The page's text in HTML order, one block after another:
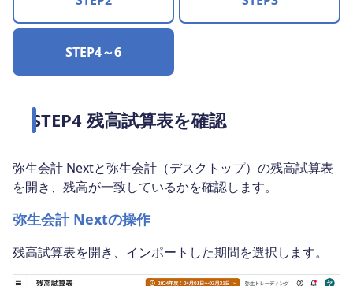
STEP4～6
STEP4 残高試算表を確認
弥生会計 Nextと弥生会計（デスクトップ）の残高試算表
を開き、残高が一致しているかを確認します。
弥生会計 Nextの操作
残高試算表を開き、インポートした期間を選択します。